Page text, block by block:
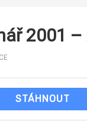
2001 –
STÁHNOUT